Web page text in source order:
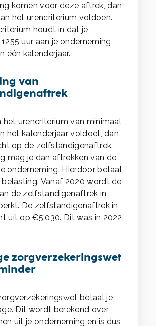
komen voor deze aftrek, dan
het urencriterium voldoen.
houdt in dat je
uur aan je onderneming
één kalenderjaar.
van
het urencriterium van minimaal
het kalenderjaar voldoet, dan
op de zelfstandigenaftrek.
mag je dan aftrekken van de
onderneming. Hierdoor betaal
Vanaf 2020 wordt de
de zelfstandigenaftrek in
De zelfstandigenaftrek in
uit op €5.030. Dit was in 2022
zorgverzekeringswet
betaal je
Dit wordt berekend over
uit je onderneming en is dus